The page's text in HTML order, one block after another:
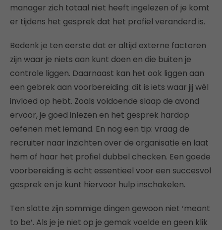
manager zich totaal niet heeft ingelezen of je komt
er tijdens het gesprek dat het profiel veranderd is.
Bedenk je ten eerste dat er altijd externe factoren
zijn waar je niets aan kunt doen en die buiten je
controle liggen. Daarnaast kan het ook liggen aan
een gebrek aan voorbereiding: dit is iets waar jij wél
invloed op hebt. Zoals voldoende slaap de avond
ervoor, je goed inlezen en het gesprek hardop
oefenen met iemand. En nog een tip: vraag de
recruiter naar inzichten over de organisatie en laat
hem of haar het profiel dubbel checken. Een goede
voorbereiding is echt essentieel voor een succesvol
gesprek en je kunt hiervoor hulp inschakelen.
Ten slotte zijn sommige dingen gewoon niet ‘meant
to be’. Als je je niet op je gemak voelde en geen klik